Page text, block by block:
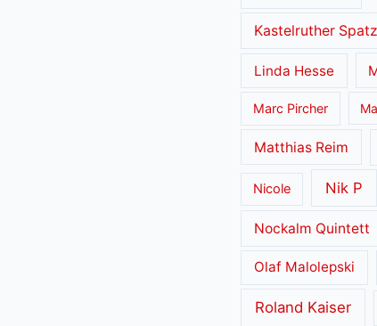
Kastelruther
Linda Hesse
Marc Pircher
Matthias Reim
Nicole Nik P
Nockalm Quintett
Olaf Malolepski
Roland Kaiser